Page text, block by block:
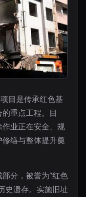
目是传承红色基
重点工程。目
业正在安全、规
缮与整体提升奠
分，被誉为“红色
史遗存。实施旧址